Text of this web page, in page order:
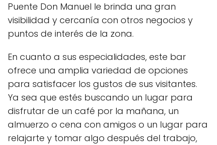
Puente Don Manuel le brinda una gran
visibilidad y cercanía con otros negocios y
puntos de interés de la zona.
En cuanto a sus especialidades, este bar
ofrece una amplia variedad de opciones
para satisfacer los gustos de sus visitantes.
Ya sea que estés buscando un lugar para
disfrutar de un café por la mañana, un
almuerzo o cena con amigos o un lugar para
relajarte y tomar algo después del trabajo,